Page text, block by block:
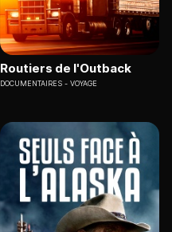
Routiers de l'Outback
DOCUMENTAIRES VOYAGE